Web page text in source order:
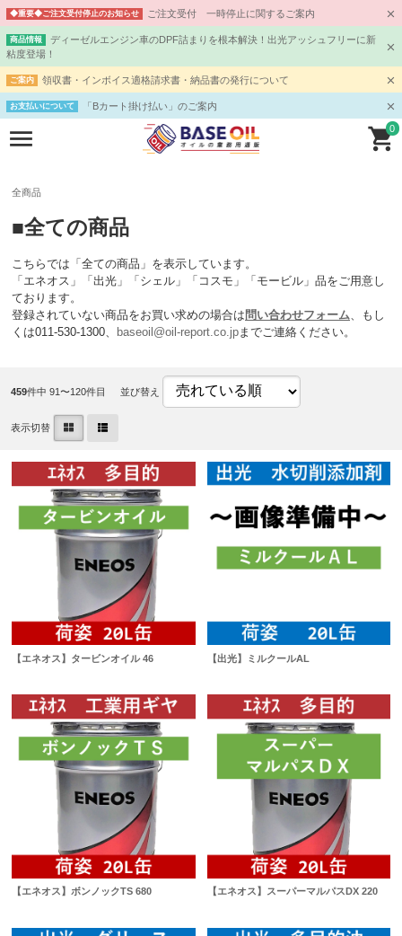
◆重要◆ご注文受付停止のお知らせ ご注文受付 一時停止に関するご案内
商品情報
ディーゼルエンジン車のDPF詰まりを根本解決！出光アッシュフリーに新
粘度登場！
ご案内 領収書・インボイス適格請求書・納品書の発行について
お支払いについて 「Bカート掛け払い」のご案内
0
全商品
■全ての商品
こちらでは「全ての商品」を表示しています。
「エネオス」「出光」「シェル」「コスモ」「モービル」品をご用意し
ております。
登録されていない商品をお買い求めの場合は 問い合わせフォーム、もし
くは011-530-1300、
baseoil@oil-report.co.jpまでご連絡ください。
459件中 91〜120件目 並び替え
表示切替
【エネオス】タービンオイル 46 【出光】ミルクールAL
【エネオス】ボンノックTS 680 【エネオス】スーパーマルパスDX 220